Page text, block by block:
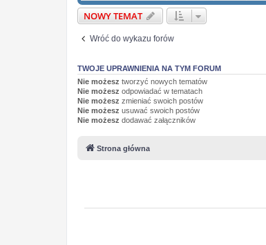
NOWY TEMAT
Wróć do wykazu forów
TWOJE UPRAWNIENIA NA TYM FORUM
Nie możesz tworzyć nowych tematów
Nie możesz odpowiadać w tematach
Nie możesz zmieniać swoich postów
Nie możesz usuwać swoich postów
Nie możesz dodawać załączników
Strona główna